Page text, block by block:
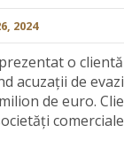
2024
o
acuzații de
de euro.